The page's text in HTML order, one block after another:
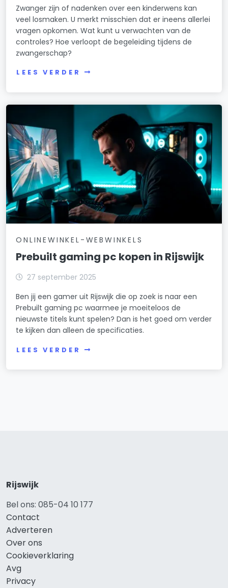
Zwanger zijn of nadenken over een kinderwens kan
veel losmaken. U merkt misschien dat er ineens allerlei
vragen opkomen. Wat kunt u verwachten van de
controles? Hoe verloopt de begeleiding tijdens de
zwangerschap?
LEES VERDER
ONLINEWINKEL-WEBWINKELS
Prebuilt gaming pc kopen in Rijswijk
27 september 2025
Ben jij een gamer uit Rijswijk die op zoek is naar een
Prebuilt gaming pc waarmee je moeiteloos de
nieuwste titels kunt spelen? Dan is het goed om verder
te kijken dan alleen de specificaties.
LEES VERDER
Rijswijk
Bel ons: 085-04 10 177
Contact
Adverteren
Over ons
Cookieverklaring
Avg
Privacy